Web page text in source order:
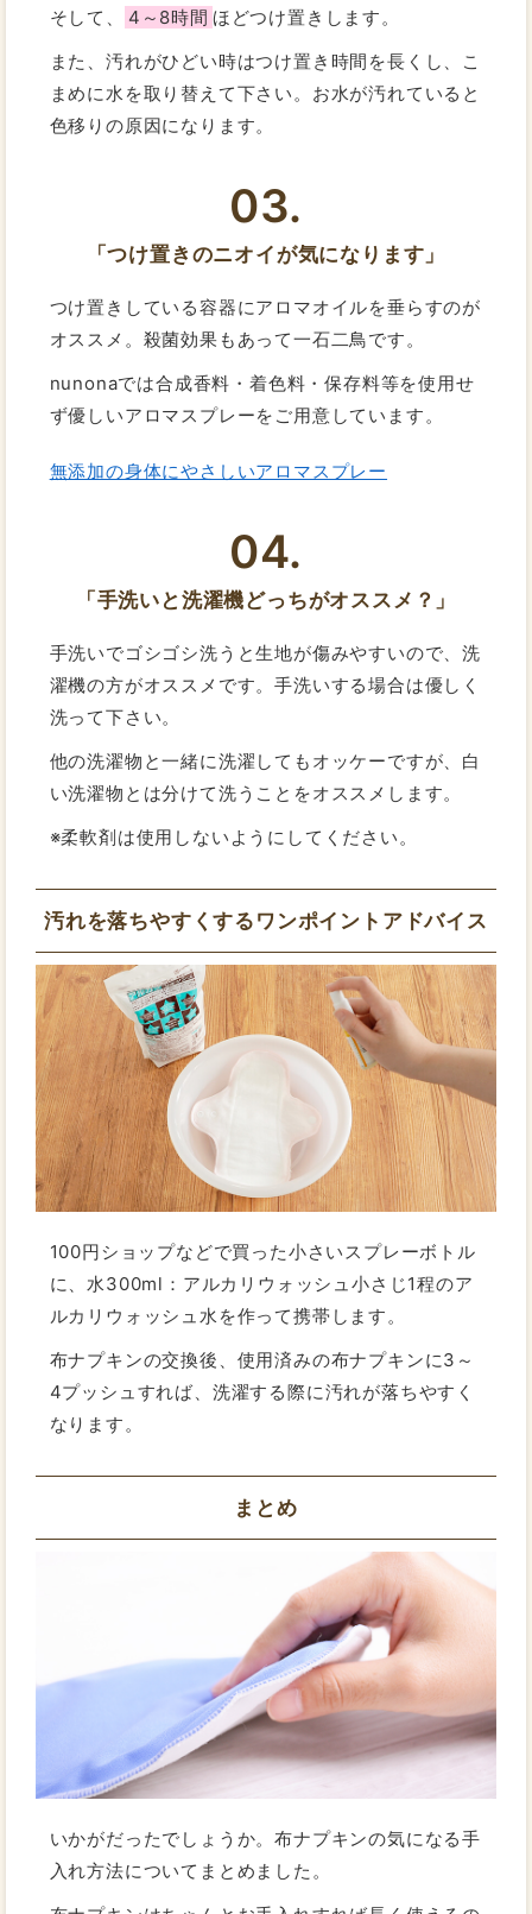
そして、 4～8時間 ほどつけ置きします。
また、汚れがひどい時はつけ置き時間を長くし、こ
まめに水を取り替えて下さい。お水が汚れていると
色移りの原因になります。
03.
「つけ置きのニオイが気になります」
つけ置きしている容器にアロマオイルを垂らすのが
オススメ。殺菌効果もあって一石二鳥です。
nunonaでは合成香料・着色料・保存料等を使用せ
ず優しいアロマスプレーをご用意しています。
無添加の身体にやさしいアロマスプレー
04.
「手洗いと洗濯機どっちがオススメ？」
手洗いでゴシゴシ洗うと生地が傷みやすいので、洗
濯機の方がオススメです。手洗いする場合は優しく
洗って下さい。
他の洗濯物と一緒に洗濯してもオッケーですが、白
い洗濯物とは分けて洗うことをオススメします。
※柔軟剤は使用しないようにしてください。
汚れを落ちやすくするワンポイントアドバイス
100円ショップなどで買った小さいスプレーボトル
に、水300ml：アルカリウォッシュ小さじ1程のア
ルカリウォッシュ水を作って携帯します。
布ナプキンの交換後、使用済みの布ナプキンに3～
4プッシュすれば、洗濯する際に汚れが落ちやすく
なります。
まとめ
いかがだったでしょうか。布ナプキンの気になる手
入れ方法についてまとめました。